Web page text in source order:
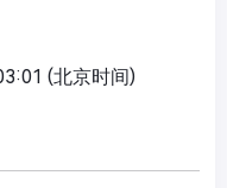
(北京时间)